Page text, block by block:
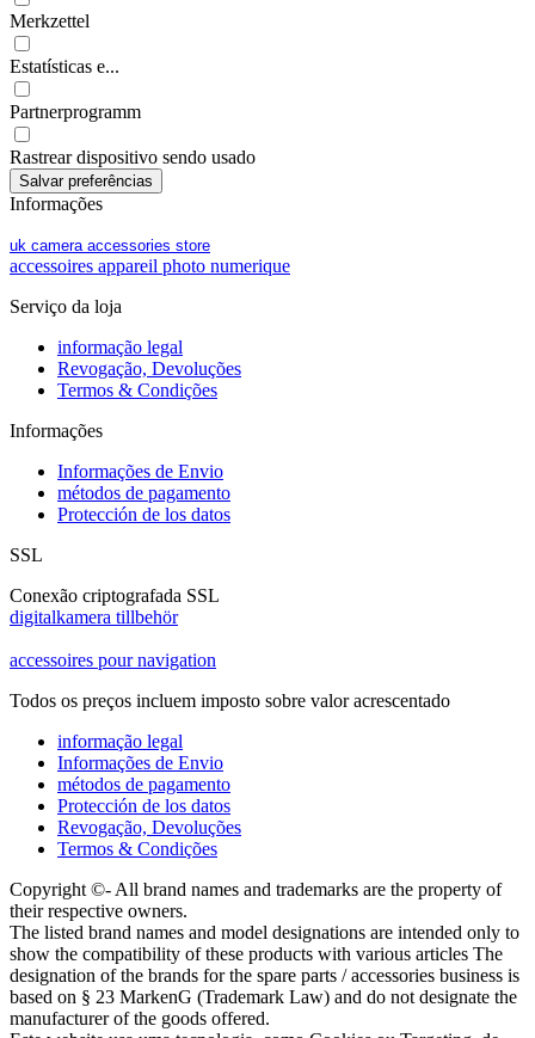
Merkzettel
Estatísticas e...
Partnerprogramm
Rastrear dispositivo sendo usado
Informações
uk camera accessories store
accessoires appareil photo numerique
Serviço da loja
informação legal
Revogação, Devoluções
Termos & Condições
Informações
Informações de Envio
métodos de pagamento
Protección de los datos
SSL
Conexão criptografada SSL
digitalkamera tillbehör
accessoires pour navigation
Todos os preços incluem imposto sobre valor acrescentado
informação legal
Informações de Envio
métodos de pagamento
Protección de los datos
Revogação, Devoluções
Termos & Condições
Copyright ©- All brand names and trademarks are the property of
their respective owners.
The listed brand names and model designations are intended only to
show the compatibility of these products with various articles The
designation of the brands for the spare parts / accessories business is
based on § 23 MarkenG (Trademark Law) and do not designate the
manufacturer of the goods offered.